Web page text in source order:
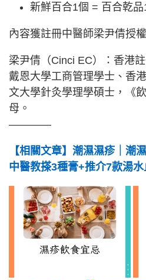
新鮮百合1個 = 百合乾品
內容獲註冊中醫師梁尹倩授
梁尹倩（Cinci EC）：香港
戴恩大學工商管理學士、香
文大學針灸學理學碩士，《
母。
————
【相關文章】潮濕濕疹｜潮
中醫教搽3種膏+推介7款湯